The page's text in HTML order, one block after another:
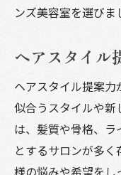
ンズ美容室を選びま
ヘアスタイル
ヘアスタイル提案
似合うスタイルや新
は、髪質や骨格、
とするサロンが多
様の悩みや希望を